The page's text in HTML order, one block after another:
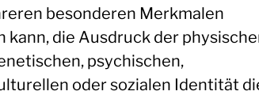
besonderen Merkmalen
die Ausdruck der
psychischen,
oder sozialen Identität